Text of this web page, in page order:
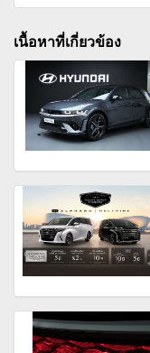
เนื้อหาที่เกี่ยวข้อง